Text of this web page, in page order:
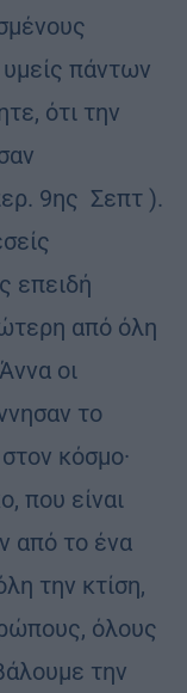
πάντων
ότι την
9ης Σεπτ ).
επειδή
από όλη
οι
το
κόσμο·
που είναι
από το ένα
την κτίση,
όλους
την